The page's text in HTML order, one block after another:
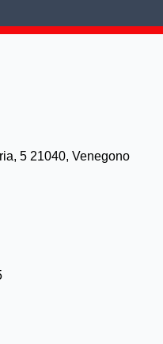
5 21040, Venegono